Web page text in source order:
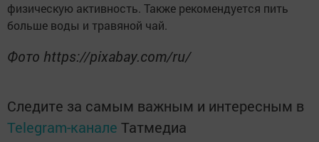
физическую активность. Также рекомендуется пить
больше воды и травяной чай.
Фото https://pixabay.com/ru/
Следите за самым важным и интересным в
Telegram-канале Татмедиа